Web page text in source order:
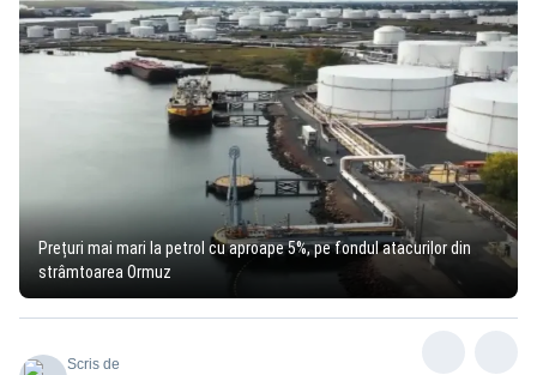
Prețuri mai mari la petrol cu aproape 5%, pe fondul atacurilor din
strâmtoarea Ormuz
Scris de